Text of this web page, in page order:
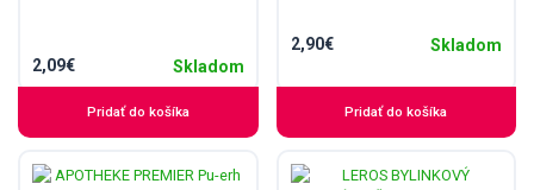
2,09€ Skladom
Pridať do košíka
2,90€ Skladom
Pridať do košíka